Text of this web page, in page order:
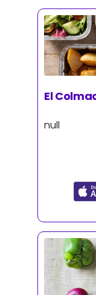
El
null